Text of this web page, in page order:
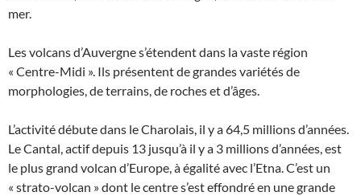
mer.
Les volcans d’Auvergne s’étendent dans la vaste région
« Centre-Midi ». Ils présentent de grandes variétés de
morphologies, de terrains, de roches et d’âges.
L’activité débute dans le Charolais, il y a 64,5 millions d’années.
Le Cantal, actif depuis 13 jusqu’à il y a 3 millions d’années, est
le plus grand volcan d’Europe, à égalité avec l’Etna. C’est un
« strato-volcan » dont le centre s’est effondré en une grande